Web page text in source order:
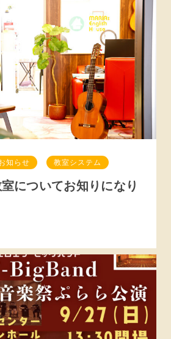
知らせ 教室システム
についてお知りになり